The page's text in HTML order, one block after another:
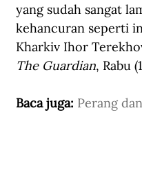
yang sudah sangat
kehancuran seperti
Kharkiv Ihor
The Guardian, Rabu
Baca juga: Perang